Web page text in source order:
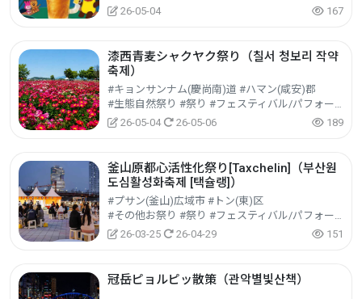
26-05-04
167
漆西青麦シャクヤク祭り（칠서 청보리 작약
축제）
#キョンサンナム(慶尚南)道 #ハマン(咸安)郡
#生態自然祭り #祭り #フェスティバル/パフォーマンス/イベント
26-05-04
26-05-06 189
釜山原都心活性化祭り[Taxchelin]（부산원
도심활성화축제 [택슐랭]）
#プサン(釜山)広域市 #トン(東)区
#その他お祭り #祭り #フェスティバル/パフォーマンス/イベント
26-03-25
26-04-29 151
冠岳ピョルピッ散策（관악별빛산책）